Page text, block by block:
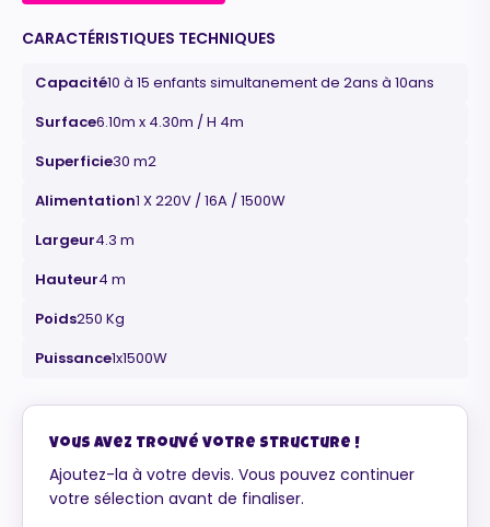
CARACTÉRISTIQUES TECHNIQUES
Capacité10 à 15 enfants simultanement de 2ans à 10ans
Surface6.10m x 4.30m / H 4m
Superficie30 m2
Alimentation1 X 220V / 16A / 1500W
Largeur4.3 m
Hauteur4 m
Poids250 Kg
Puissance1x1500W
Vous avez trouvé votre structure !
Ajoutez-la à votre devis. Vous pouvez continuer
votre sélection avant de finaliser.